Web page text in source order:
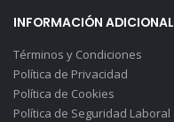
INFORMACIÓN ADICIONAL
Términos y Condiciones
Política de Privacidad
Política de Cookies
Política de Seguridad Laboral